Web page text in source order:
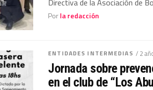
Directiva de la Asociación de
Porla redacción
ENTIDADES INTERMEDIAS / 2
Jornada sobre
en el club de “Los